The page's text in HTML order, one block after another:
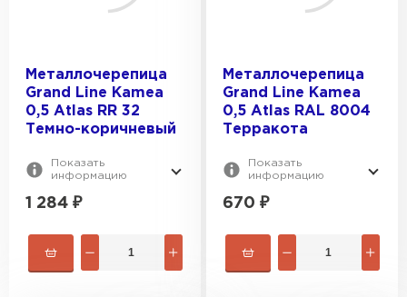
Металлочерепица
Grand Line Kamea
0,5 Atlas RR 32
Темно-коричневый
Показать
информацию
1 284 ₽
Металлочерепица
Grand Line Kamea
0,5 Atlas RAL 8004
Терракота
Показать
информацию
670 ₽